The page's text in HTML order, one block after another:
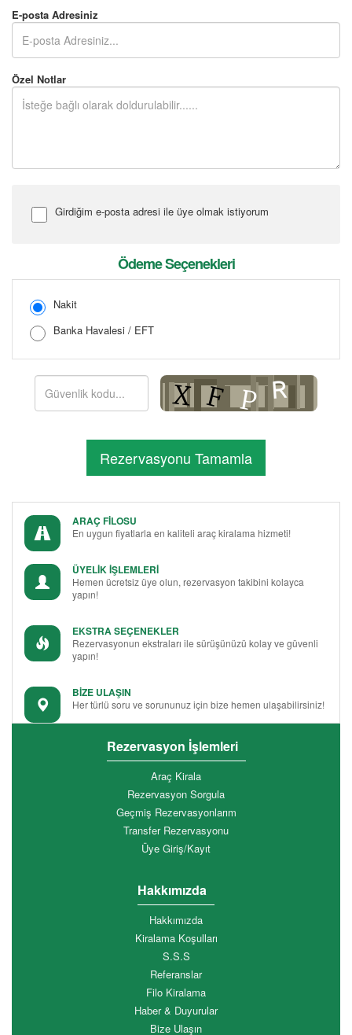
E-posta Adresiniz
Özel Notlar
Girdiğim e-posta adresi ile üye olmak istiyorum
Şifreyi Tekrar Girin
Ödeme Seçenekleri
Nakit
Banka Havalesi / EFT
ARAÇ FİLOSU
En uygun fiyatlarla en kaliteli araç kiralama hizmeti!
ÜYELİK İŞLEMLERİ
Hemen ücretsiz üye olun, rezervasyon takibini kolayca
yapın!
EKSTRA SEÇENEKLER
Rezervasyonun ekstraları ile sürüşünüzü kolay ve güvenli
yapın!
BİZE ULAŞIN
Her türlü soru ve sorununuz için bize hemen ulaşabilirsiniz!
Rezervasyon İşlemleri
Araç Kirala
Rezervasyon Sorgula
Geçmiş Rezervasyonlarım
Transfer Rezervasyonu
Üye Giriş/Kayıt
Hakkımızda
Hakkımızda
Kiralama Koşulları
S.S.S
Referanslar
Filo Kiralama
Haber & Duyurular
Bize Ulaşın